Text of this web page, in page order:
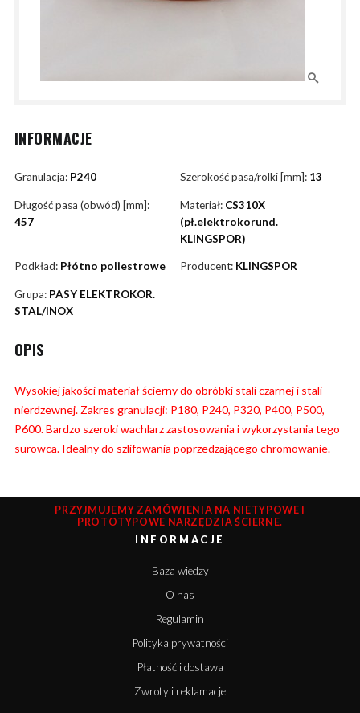
INFORMACJE
Granulacja: P240 Szerokość pasa/rolki [mm]: 13
Długość pasa (obwód) [mm]:
457
Materiał: CS310X
(pł.elektrokorund.
KLINGSPOR)
Podkład: Płótno poliestrowe Producent: KLINGSPOR
Grupa: PASY ELEKTROKOR.
STAL/INOX
OPIS
Wysokiej jakości materiał ścierny do obróbki stali czarnej i stali
nierdzewnej. Zakres granulacji: P180, P240, P320, P400, P500,
P600. Bardzo szeroki wachlarz zastosowania i wykorzystania tego
surowca. Idealny do szlifowania poprzedzającego chromowanie.
PRZYJMUJEMY ZAMÓWIENIA NA NIETYPOWE I
PROTOTYPOWE NARZĘDZIA ŚCIERNE.
INFORMACJE
Baza wiedzy
O nas
Regulamin
Polityka prywatności
Płatność i dostawa
Zwroty i reklamacje